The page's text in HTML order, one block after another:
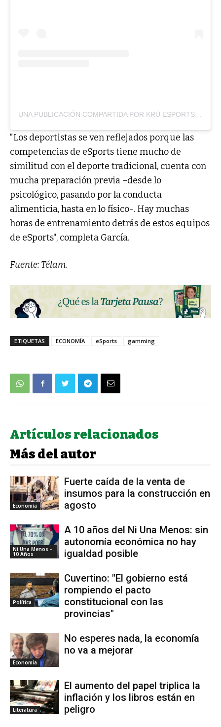
UNA PUBLICACIÓN COMPARTIDA POR KRÜ ESPORTS (@KRUESPORTS)
"Los deportistas se ven reflejados porque las
competencias de eSports tiene mucho de
similitud con el deporte tradicional, cuenta con
mucha preparación previa –desde lo
psicológico, pasando por la conducta
alimenticia, hasta en lo físico-. Hay muchas
horas de entrenamiento detrás de estos equipos
de eSports", completa García.
Fuente: Télam.
ETIQUETAS ECONOMÍA eSports gamming
Artículos relacionados
Más del autor
Economía
Fuerte caída de la venta de
insumos para la construcción en
agosto
Ni Una Menos -
10 Años
A 10 años del Ni Una Menos: sin
autonomía económica no hay
igualdad posible
Política
Cuvertino: "El gobierno está
rompiendo el pacto
constitucional con las
provincias"
Economía
No esperes nada, la economía
no va a mejorar
Literatura
El aumento del papel triplica la
inflación y los libros están en
peligro